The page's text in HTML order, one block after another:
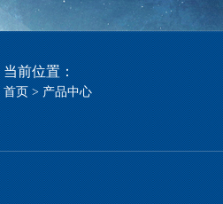
当前位置：
首页>产品中心